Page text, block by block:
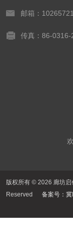
邮箱：
传真：86-0316-
版权所有 © 2026 廊坊
Reserved 备案号：